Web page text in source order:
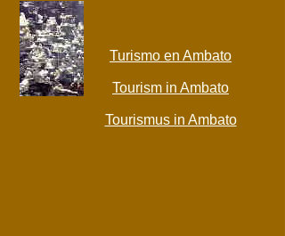
Turismo en Ambato
Tourism in Ambato
Tourismus in Ambato